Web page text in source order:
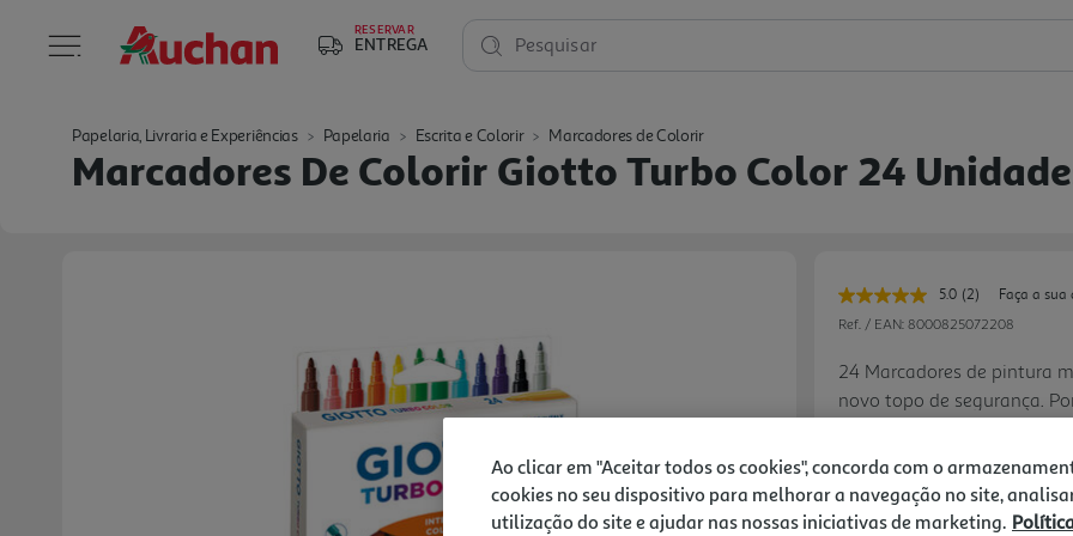
RESERVAR
ENTREGA Pesquisar
Papelaria, Livraria e Experiências Papelaria Escrita e Colorir Marcadores de Colorir
Marcadores De Colorir Giotto Turbo Color 24
5.0 Leu
2
Link
para
a
mesma
(2)
Faça a sua
Ref. / EAN: 8000825072208
24 Marcadores de pintura
novo topo de segurança.
grande durabilidade,
dias, lavável da pele com
ciclo normal da maquina a
-21%
Ao clicar em "Aceitar todos os cookies", concorda com o
cookies no seu dispositivo para melhorar a navegação no site,
utilização do site e ajudar nas nossas iniciativas de marketing.